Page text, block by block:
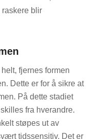
raskere blir
fjernes formen
Dette er for å sikre at
På dette stadiet
fra hverandre.
støpes ut av
tidssensitiv. Det er